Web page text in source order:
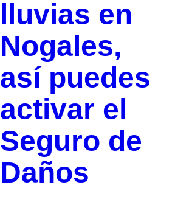
lluvias en
Nogales,
así puedes
activar el
Seguro de
Daños